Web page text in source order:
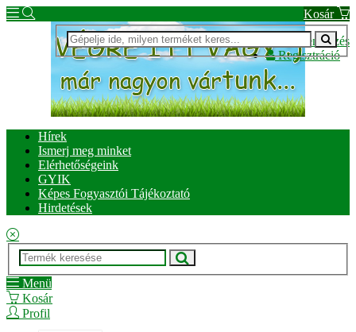
Kosár
Bejelentkezés
Regisztráció
Hírek
Ismerj meg minket
Elérhetőségeink
GYIK
Képes Fogyasztói Tájékoztató
Hirdetések
Menü
Kosár
Profil